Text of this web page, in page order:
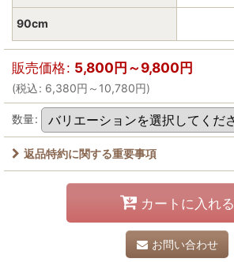
90cm
販売価格: 5,800円～9,800円
(税込: 6,380円 ～10,780円)
数量:
返品特約に関する重要事項
カートに入れる
お問い合わせ